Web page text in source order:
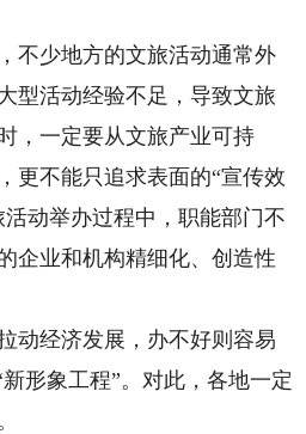
少地方的文旅活动通常外
型活动经验不足，导致文旅
，一定要从文旅产业可持
更不能只追求表面的“宣传效
动举办过程中，职能部门不
企业和机构精细化、创造性
经济发展，办不好则容易
形象工程”。对此，各地一定